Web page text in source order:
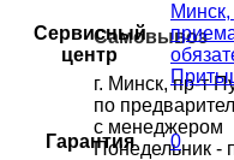
Самовывоз
г. Минск, пр-т
по
с менеджером
Понедельник -
Сервисный
центр
Гарантия 0